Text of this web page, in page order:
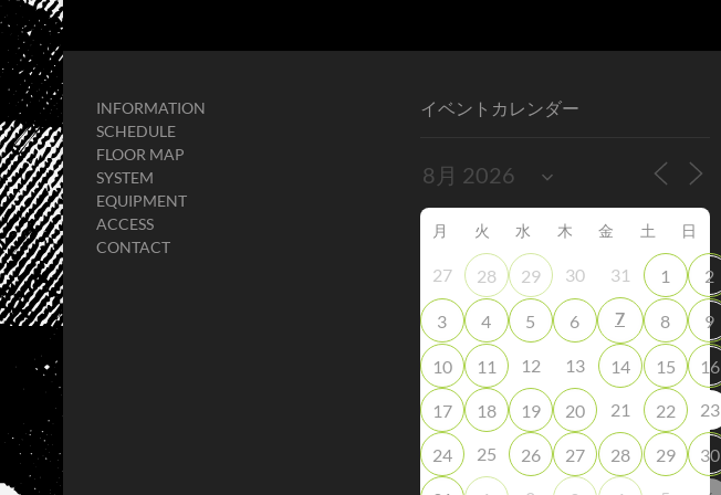
INFORMATION
SCHEDULE
FLOOR MAP
SYSTEM
EQUIPMENT
ACCESS
CONTACT
イベントカレンダー
月 火 水 木 金 土 日
27 28 29 30 31 1 2
3 4 5 6 7 8 9
10 11 12 13 14 15 16
17 18 19 20 21 22 23
24 25 26 27 28 29 30